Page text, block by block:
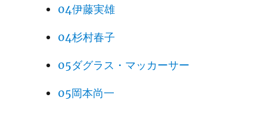
04伊藤実雄
04杉村春子
05ダグラス・マッカーサー
05岡本尚一